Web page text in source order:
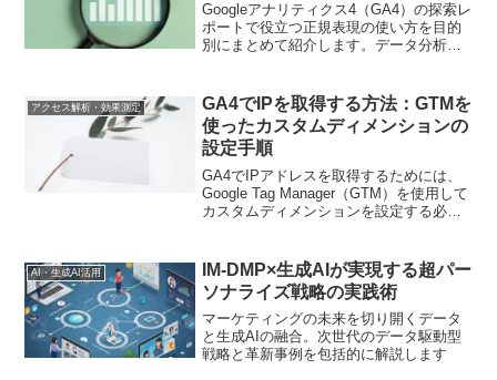
Googleアナリティクス4（GA4）の探索レ
ポートで役立つ正規表現の使い方を目的
別にまとめて紹介します。データ分析の
アクセス解析・効果測定
GA4でIPを取得する方法：GTMを
使ったカスタムディメンションの
設定手順
GA4でIPアドレスを取得するためには、
Google Tag Manager（GTM）を使用して
カスタムディメンションを設定する必要
AI・生成AI活用
IM-DMP×生成AIが実現する超パー
ソナライズ戦略の実践術
マーケティングの未来を切り開くデータ
と生成AIの融合。次世代のデータ駆動型
戦略と革新事例を包括的に解説します